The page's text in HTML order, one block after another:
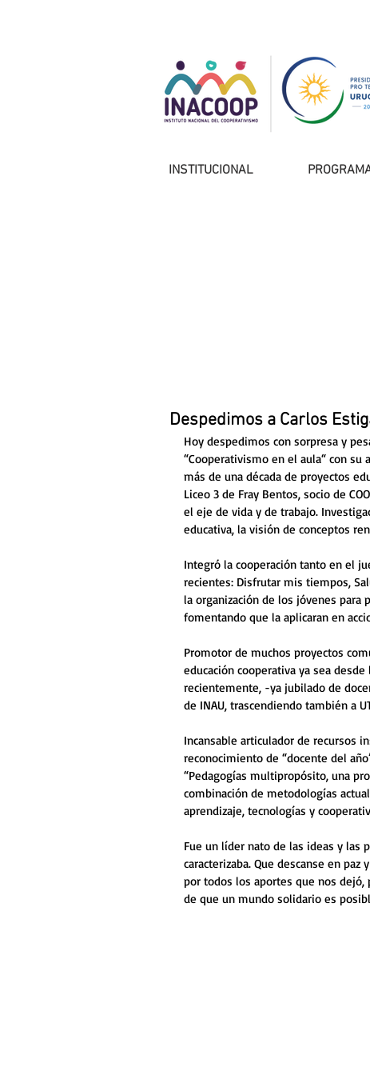
INSTITUCIONAL
Despedimos a Carlos
Hoy despedimos con sorpresa y
“Cooperativismo en el aula“ con su
más de una década de proyectos
Liceo 3 de Fray Bentos, socio de
el eje de vida y de trabajo.
educativa, la visión de conceptos
Integró la cooperación tanto en el
recientes: Disfrutar mis tiempos,
la organización de los jóvenes para
fomentando que la aplicaran en
Promotor de muchos proyectos
educación cooperativa ya sea
recientemente, -ya jubilado de
de INAU, trascendiendo también a
Incansable articulador de recursos
reconocimiento de “docente del
“Pedagogías multipropósito, una
combinación de metodologías
aprendizaje, tecnologías y
Fue un líder nato de las ideas y las
caracterizaba. Que descanse en paz
por todos los aportes que nos
de que un mundo solidario es